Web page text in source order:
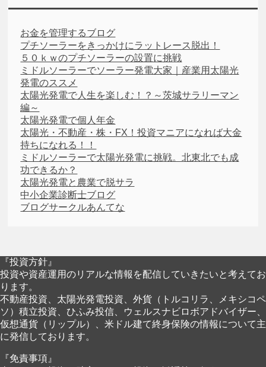
お金を管理するブログ
プチソーラーをきっかけにラットレース脱出！
５０ｋｗのプチソーラーの設置に挑戦
ミドルソーラーでソーラー発電大家｜産業用太陽光
発電のススメ
太陽光発電で人生を楽しむ！？～茨城サラリーマン
編～
太陽光発電で個人年金
太陽光・不動産・株・FX！投資マニアになれば大金
持ちになれる！！
ミドルソーラーで太陽光発電に挑戦。北東北でも成
功できるか？
太陽光発電と農業で脱サラ
中小企業診断士ブログ
ブログサークルあんてな
『投資方針』
投資や資産運用のリアルな情報を配信していきたいと考えてお
ります。
不動産投資、太陽光発電投資、外貨（トルコリラ、メキシコペ
ソ）積立投資、ひふみ投信、ウェルスナビロボアドバイザー、
仮想通貨（リップル）、米ドル建て終身保険の情報について主
に発信しております。
『免責事項』